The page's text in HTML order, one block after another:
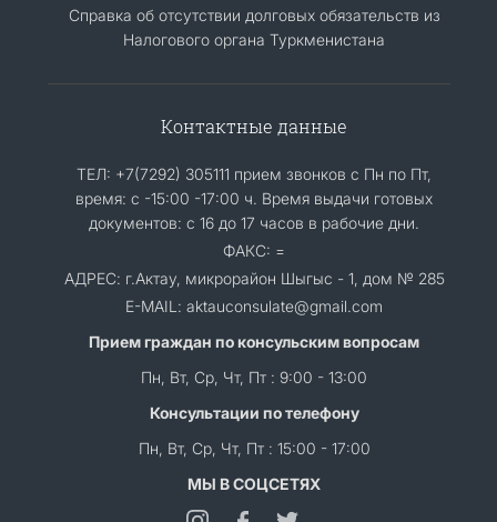
Справка об отсутствии долговых обязательств из
Налогового органа Туркменистана
Контактные данные
ТЕЛ: +7(7292) 305111 прием звонков с Пн по Пт,
время: с -15:00 -17:00 ч. Время выдачи готовых
документов: с 16 до 17 часов в рабочие дни.
ФАКС: =
АДРЕС: г.Актау, микрорайон Шыгыс - 1, дом № 285
E-MAIL: aktauconsulate@gmail.com
Прием граждан по консульским вопросам
Пн, Вт, Ср, Чт, Пт : 9:00 - 13:00
Консультации по телефону
Пн, Вт, Ср, Чт, Пт : 15:00 - 17:00
МЫ В СОЦСЕТЯХ